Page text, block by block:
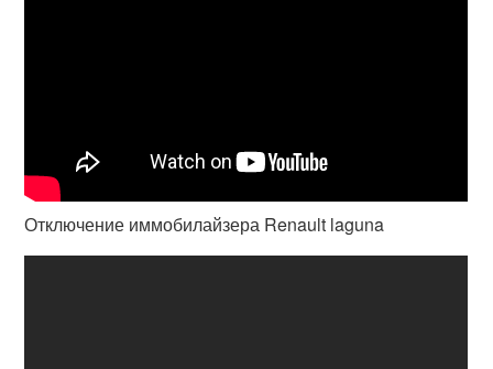
Отключение иммобилайзера Renault laguna